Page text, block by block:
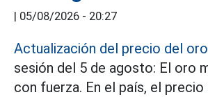
| 05/08/2026 - 20:27
Actualización del precio del oro
sesión del 5 de agosto: El oro
con fuerza. En el país, el precio